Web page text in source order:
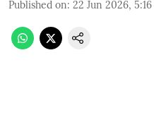
Published on: 22 Jun 2026, 5:16